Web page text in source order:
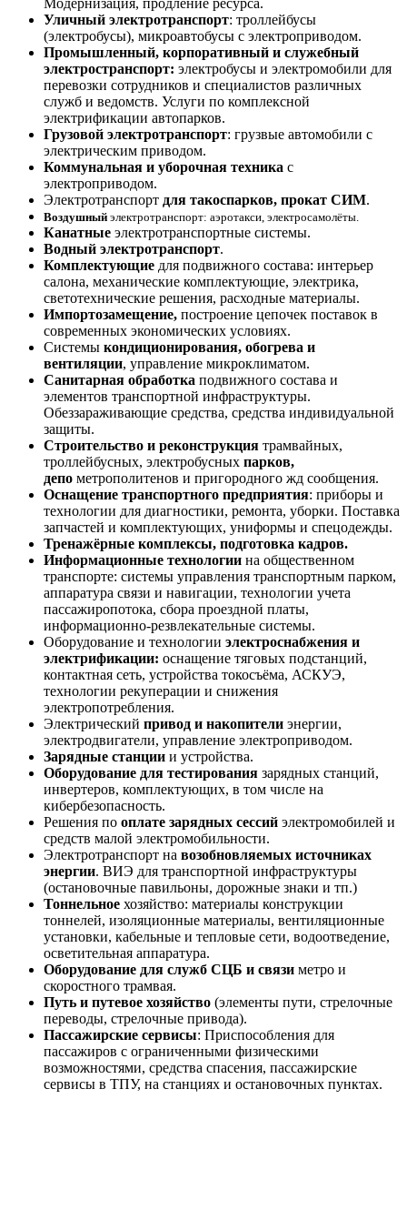
Уличный электротранспорт: троллейбусы
(электробусы), микроавтобусы с электроприводом.
Промышленный, корпоративный и служебный
электространспорт: электробусы и электромобили для
перевозки сотрудников и специалистов различных
служб и ведомств. Услуги по комплексной
электрификации автопарков.
Грузовой электротранспорт: грузвые автомобили с
электрическим приводом.
Коммунальная и уборочная техника с
электроприводом.
Электротранспорт для такоспарков, прокат СИМ.
Воздушный электротранспорт: аэротакси, электросамолёты.
Канатные электротранспортные системы.
Водный электротранспорт.
Комплектующие для подвижного состава: интерьер
салона, механические комплектующие, электрика,
светотехнические решения, расходные материалы.
Импортозамещение, построение цепочек поставок в
современных экономических условиях.
Системы кондиционирования, обогрева и
вентиляции, управление микроклиматом.
Санитарная обработка подвижного состава и
элементов транспортной инфраструктуры.
Обеззараживающие средства, средства индивидуальной
защиты.
Строительство и реконструкция трамвайных,
троллейбусных, электробусных парков,
депо метрополитенов и пригородного жд сообщения.
Оснащение транспортного предприятия: приборы и
технологии для диагностики, ремонта, уборки. Поставка
запчастей и комплектующих, униформы и спецодежды.
Тренажёрные комплексы, подготовка кадров.
Информационные технологии на общественном
транспорте: системы управления транспортным парком,
аппаратура связи и навигации, технологии учета
пассажиропотока, сбора проездной платы,
информационно-резвлекательные системы.
Оборудование и технологии электроснабжения и
электрификации: оснащение тяговых подстанций,
контактная сеть, устройства токосъёма, АСКУЭ,
технологии рекуперации и снижения
электропотребления.
Электрический привод и накопители энергии,
электродвигатели, управление электроприводом.
Зарядные станции и устройства.
Оборудование для тестирования зарядных станций,
инвертеров, комплектующих, в том числе на
кибербезопасность.
Решения по оплате зарядных сессий электромобилей и
средств малой электромобильности.
Электротранспорт на возобновляемых источниках
энергии. ВИЭ для транспортной инфраструктуры
(остановочные павильоны, дорожные знаки и тп.)
Тоннельное хозяйство: материалы конструкции
тоннелей, изоляционные материалы, вентиляционные
установки, кабельные и тепловые сети, водоотведение,
осветительная аппаратура.
Оборудование для служб СЦБ и связи метро и
скоростного трамвая.
Путь и путевое хозяйство (элементы пути, стрелочные
переводы, стрелочные привода).
Пассажирские сервисы: Приспособления для
пассажиров с ограниченными физическими
возможностями, средства спасения, пассажирские
сервисы в ТПУ, на станциях и остановочных пунктах.